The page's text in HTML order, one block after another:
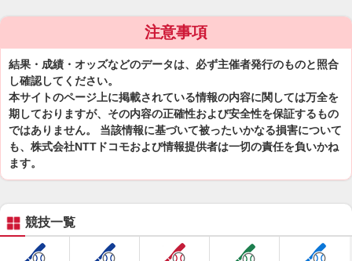
注意事項
結果・成績・オッズなどのデータは、必ず主催者発行のものと照合
し確認してください。
本サイトのページ上に掲載されている情報の内容に関しては万全を
期しておりますが、その内容の正確性および安全性を保証するもの
ではありません。 当該情報に基づいて被ったいかなる損害について
も、株式会社NTTドコモおよび情報提供者は一切の責任を負いかね
ます。
競技一覧